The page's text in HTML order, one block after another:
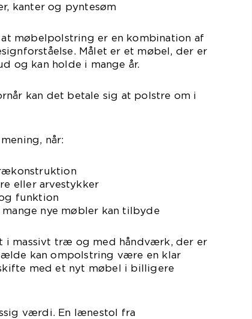
kanter og pyntesøm
møbelpolstring er en kombination af
Målet er et møbel, der er
og kan holde i mange år.
kan det betale sig at polstre om i
når:
eller arvestykker
funktion
nye møbler kan tilbyde
i massivt træ og med håndværk, der er
kan ompolstring være en klar
med et nyt møbel i billigere
værdi. En lænestol fra